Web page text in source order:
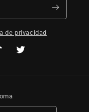
de privacidad
Twitter